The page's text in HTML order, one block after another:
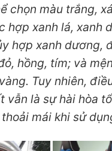
chọn màu trắng,
hợp xanh lá, xanh
hợp xanh dương,
hồng, tím; và
Tuy nhiên,
vẫn là sự hài hòa
mái khi sử